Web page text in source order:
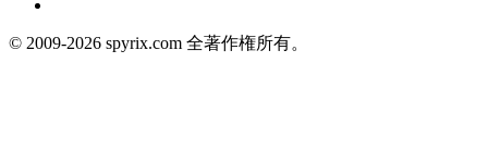
© 2009-2026 spyrix.com 全著作権所有。